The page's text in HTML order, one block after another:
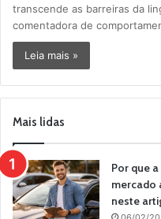
transcende as barreiras da
comentadora de
Leia mais »
Mais lidas
Por que
mercado
neste